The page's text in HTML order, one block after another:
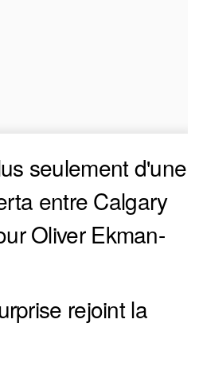
seulement d'une
entre Calgary
Oliver Ekman-
rejoint la